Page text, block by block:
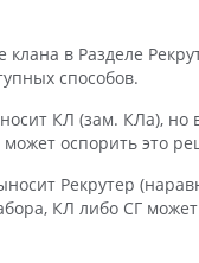
клана в Разделе
способов.
КЛ (зам. КЛа), но
может оспорить это
Рекрутер
КЛ либо СГ